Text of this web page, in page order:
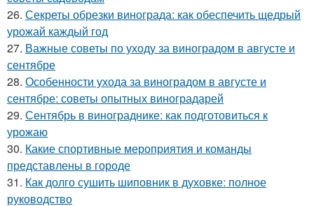
26. Секреты обрезки винограда: как обеспечить щедрый
урожай каждый год
27. Важные советы по уходу за виноградом в августе и
сентябре
28. Особенности ухода за виноградом в августе и
сентябре: советы опытных виноградарей
29. Сентябрь в винограднике: как подготовиться к
урожаю
30. Какие спортивные мероприятия и команды
представлены в городе
31. Как долго сушить шиповник в духовке: полное
руководство